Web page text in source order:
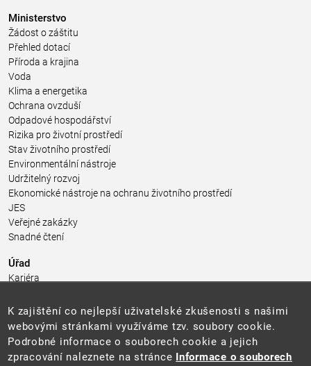
Ministerstvo
Žádost o záštitu
Přehled dotací
Příroda a krajina
Voda
Klima a energetika
Ochrana ovzduší
Odpadové hospodářství
Rizika pro životní prostředí
Stav životního prostředí
Environmentální nástroje
Udržitelný rozvoj
Ekonomické nástroje na ochranu životního prostředí
JES
Veřejné zakázky
Snadné čtení
Úřad
Kariéra
Pro média a veřejnost
Povinně zveřejňované informace
Kontakty
Přistupnost budovy úřadu MŽP
(PDF, 204 kB)
K zajištění co nejlepší uživatelské zkušenosti s našimi
webovými stránkami využíváme tzv. soubory cookie.
Podrobné informace o souborech cookie a jejich
zpracování naleznete na stránce Informace o souborech